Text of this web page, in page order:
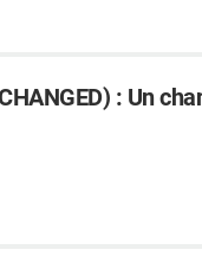
: Un